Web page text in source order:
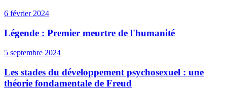
6 février 2024
Légende : Premier meurtre de l'humanité
5 septembre 2024
Les stades du développement psychosexuel : une
théorie fondamentale de Freud